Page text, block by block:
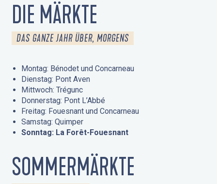
DIE MÄRKTE
DAS GANZE JAHR ÜBER, MORGENS
Montag: Bénodet und Concarneau
Dienstag: Pont Aven
Mittwoch: Trégunc
Donnerstag: Pont L’Abbé
Freitag: Fouesnant und Concarneau
Samstag: Quimper
Sonntag: La Forêt-Fouesnant
SOMMERMÄRKTE